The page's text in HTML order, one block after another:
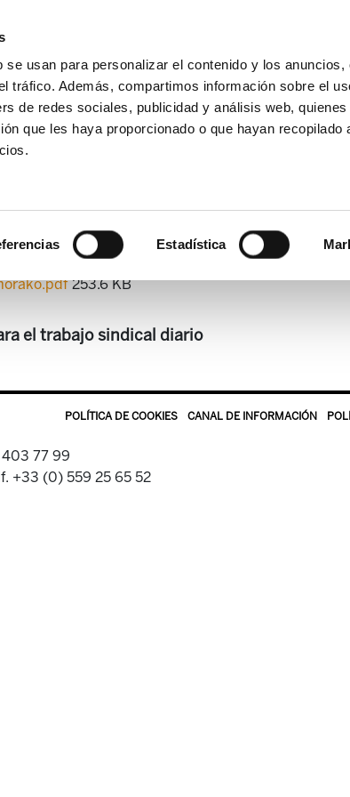
se usan para personalizar el contenido y los anuncios,
tráfico. Además, compartimos información sobre el
de redes sociales, publicidad y análisis web, quienes
que les haya proporcionado o que hayan recopilado
Estadística
1.067 palabras para el sindicalismo
253.6 KB
el trabajo sindical diario
POLÍTICA DE COOKIES CANAL DE INFORMACIÓN
77 99
+33 (0) 559 25 65 52